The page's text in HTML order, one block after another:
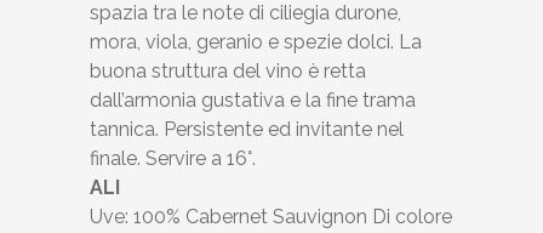
spazia tra le note di ciliegia durone,
mora, viola, geranio e spezie dolci. La
buona struttura del vino è retta
dall’armonia gustativa e la fine trama
tannica. Persistente ed invitante nel
finale. Servire a 16°.
ALI
Uve: 100% Cabernet Sauvignon Di colore